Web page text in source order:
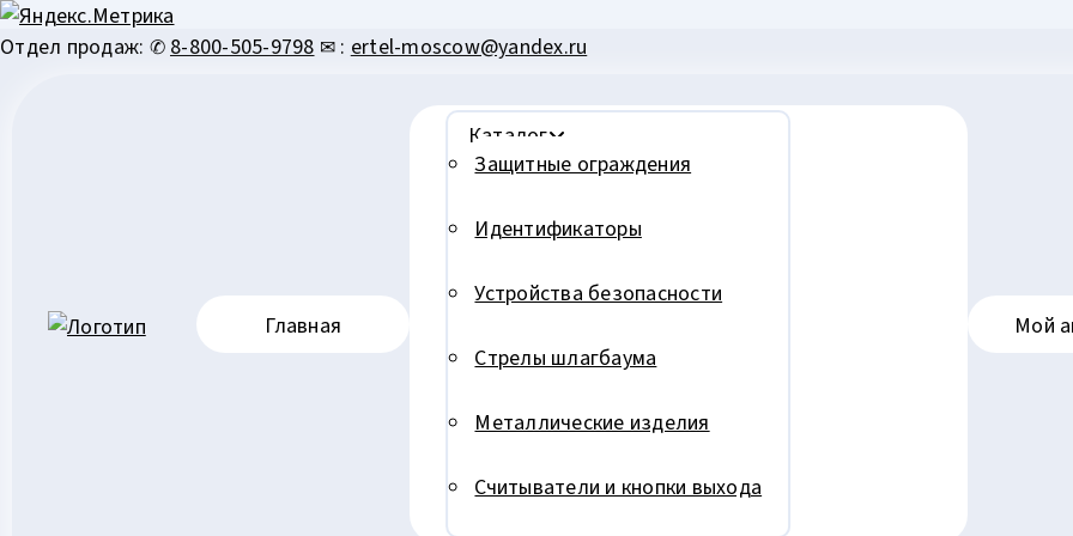
Перейти
Отдел продаж: ✆ 8-800-505-9798 ✉ : ertel-moscow@yandex.ru
Главная
Каталог
Защитные ограждения
Идентификаторы
Устройства безопасности
Стрелы шлагбаума
Металлические изделия
Считыватели и кнопки выхода
Мой